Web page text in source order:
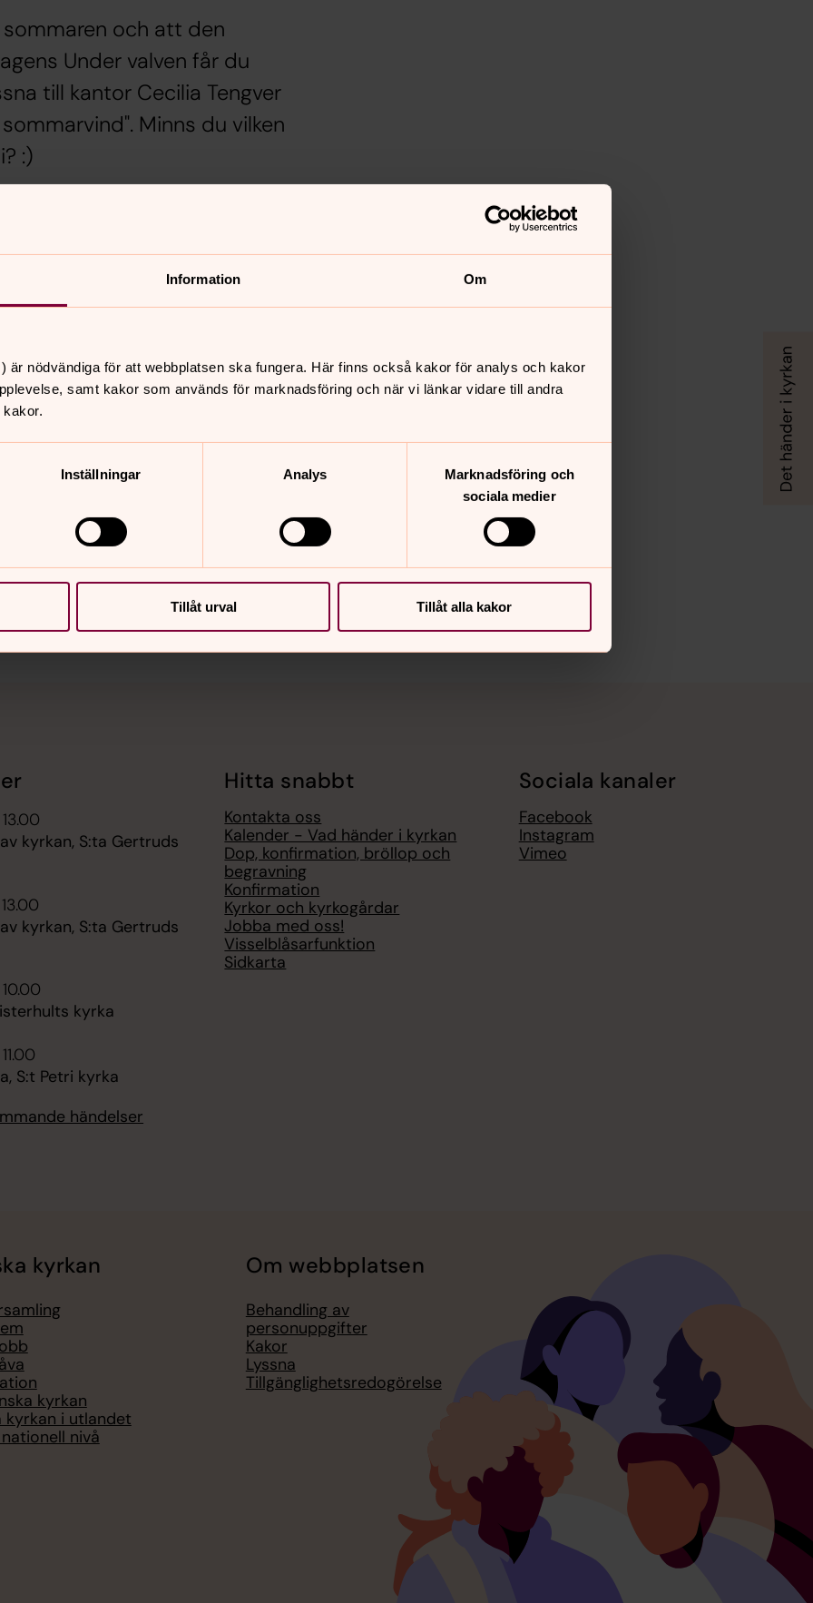
Information Om
är nödvändiga för att webbplatsen ska fungera. Här finns också kakor för analys och kakor
samt kakor som används för marknadsföring och när vi länkar vidare till andra
Inställningar Analys
Marknadsföring och
sociala medier
Tillåt urval Tillåt alla kakor
och att den
Under valven får du
till kantor Cecilia Tengver
Minns du vilken
:)
för marknadsföring.
kyrkan, S:ta Gertruds
kyrkan, S:ta Gertruds
kyrka
S:t Petri kyrka
händelser
Hitta snabbt
Kontakta oss
Kalender - Vad händer i kyrkan
Dop, konfirmation, bröllop och
begravning
Konfirmation
Kyrkor och kyrkogårdar
Jobba med oss!
Visselblåsarfunktion
Sidkarta
Sociala kanaler
Facebook
Instagram
Vimeo
kyrkan
kyrkan
kyrkan i utlandet
nivå
Om webbplatsen
Behandling av
personuppgifter
Kakor
Lyssna
Tillgänglighetsredogörelse